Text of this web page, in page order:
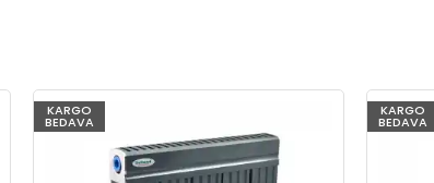
KARGO
BEDAVA
KARGO
BEDAVA